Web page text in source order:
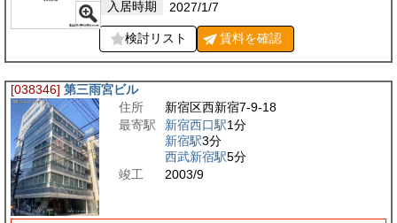
入居時期
2027/1/7
検討リスト 賃料を確認
[038346] 第三雨宮ビル
住所
新宿区西新宿7-9-18
最寄駅
新宿西口駅1分
新宿駅3分
西武新宿駅5分
竣工
2003/9